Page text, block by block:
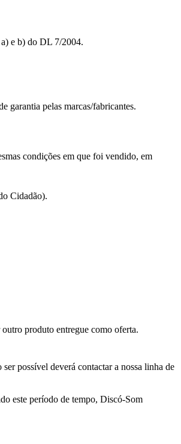
a) e b) do DL 7/2004.
garantia pelas marcas/fabricantes.
condições em que foi vendido, em
Cidadão).
produto entregue como oferta.
possível deverá contactar a nossa linha de
este período de tempo, Discó-Som